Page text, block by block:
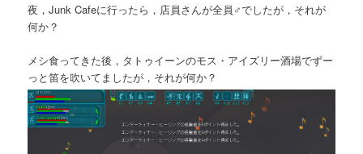
夜，Junk Cafeに行ったら，店員さんが全員♂でしたが，それが
何か？
メシ食ってきた後，タトゥイーンのモス・アイズリー酒場でずー
っと笛を吹いてましたが，それが何か？